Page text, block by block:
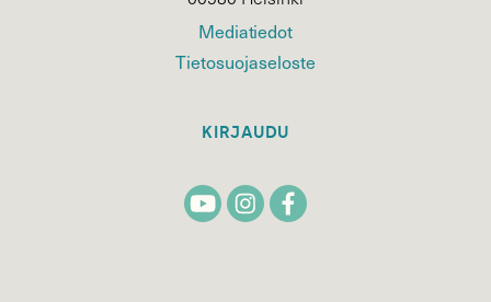
Mediatiedot
Tietosuojaseloste
KIRJAUDU